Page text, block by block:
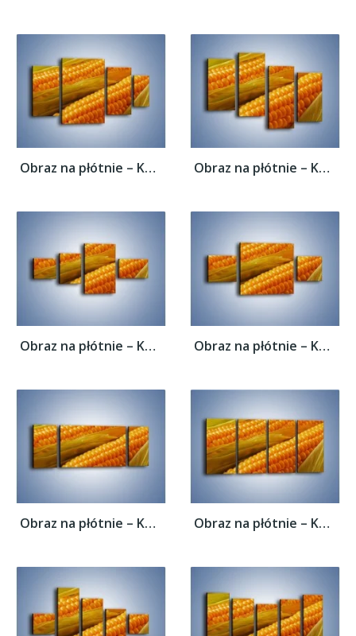
Obraz na płótnie – Kolby dojrzałych... Obraz na płótnie – Kolby dojrzałych...
Obraz na płótnie – Kolby dojrzałych... Obraz na płótnie – Kolby dojrzałych...
Obraz na płótnie – Kolby dojrzałych... Obraz na płótnie – Kolby dojrzałych...